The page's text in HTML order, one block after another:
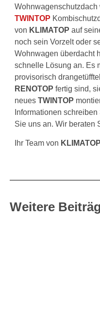
TWINTOP
von KLIMATOP auf
noch sein Vorzelt oder
Wohnwagen überdacht
schnelle Lösung an. Es
provisorisch
RENOTOP fertig sind,
neues TWINTOP
Informationen
Sie uns an. Wir beraten
Ihr Team von KLIMATOP
Weitere